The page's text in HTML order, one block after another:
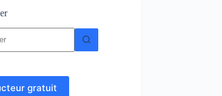
gratuit